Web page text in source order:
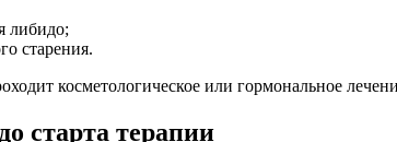
либидо;
старения.
косметологическое или гормональное
старта терапии